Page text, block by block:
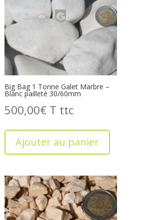
ancien
Big Bag 1 Tonne Galet Marbre –
Blanc pailleté 30/60mm
500,00€ T
Ajouter au panier